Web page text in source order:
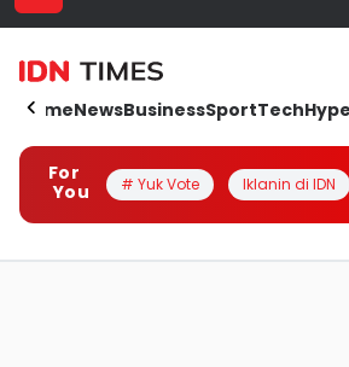
HomeNewsBusinessSportTechHype
For
You
# Yuk Vote Iklanin di IDN